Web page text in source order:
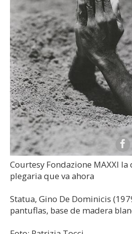
Courtesy Fondazione MAXXI la
plegaria que va ahora
Statua, Gino De Dominicis
pantuflas, base de madera